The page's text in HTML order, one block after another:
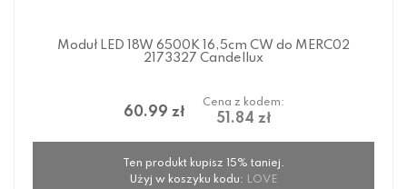
Moduł LED 18W 6500K 16,5cm CW do MERC02
2173327 Candellux
60.99 zł
Cena z kodem:
51.84 zł
Ten produkt kupisz 15% taniej.
Użyj w koszyku kodu: LOVE